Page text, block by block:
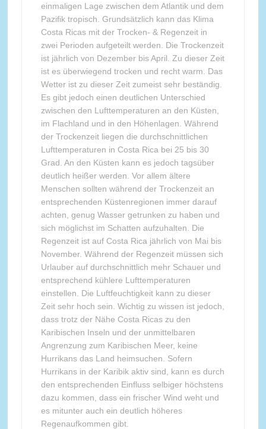
einmaligen Lage zwischen dem Atlantik und dem
Pazifik tropisch. Grundsätzlich kann das Klima
Costa Ricas mit der Trocken- & Regenzeit in
zwei Perioden aufgeteilt werden. Die Trockenzeit
ist jährlich von Dezember bis April. Zu dieser Zeit
ist es überwiegend trocken und recht warm. Das
Wetter ist zu dieser Zeit zumeist sehr beständig.
Es gibt jedoch einen deutlichen Unterschied
zwischen den Lufttemperaturen an den Küsten,
im Flachland und in den Höhenlagen. Während
der Trockenzeit liegen die durchschnittlichen
Lufttemperaturen in Costa Rica bei 25 bis 30
Grad. An den Küsten kann es jedoch tagsüber
deutlich heißer werden. Vor allem ältere
Menschen sollten während der Trockenzeit an
entsprechenden Küstenregionen immer darauf
achten, genug Wasser getrunken zu haben und
sich möglichst im Schatten aufzuhalten. Die
Regenzeit ist auf Costa Rica jährlich von Mai bis
November. Während der Regenzeit müssen sich
Urlauber auf durchschnittlich mehr Schauer und
entsprechend kühlere Lufttemperaturen
einstellen. Die Luftfeuchtigkeit kann zu dieser
Zeit sehr hoch sein. Wichtig zu wissen ist jedoch,
dass trotz der Nähe Costa Ricas zu den
Karibischen Inseln und der unmittelbaren
Angrenzung zum Karibischen Meer, keine
Hurrikans das Land heimsuchen. Sofern
Hurrikans in der Karibik aktiv sind, kann es durch
den entsprechenden Einfluss selbiger höchstens
dazu kommen, dass ein frischer Wind weht und
es mitunter auch ein deutlich höheres
Regenaufkommen gibt.